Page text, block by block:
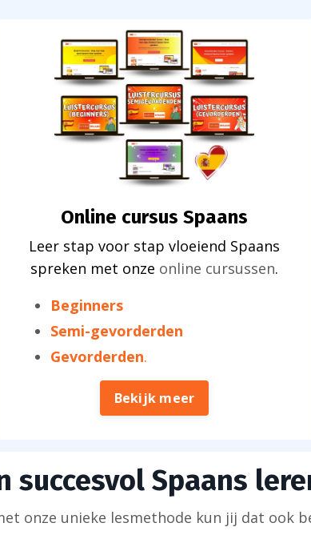
Online cursus Spaans
Leer stap voor stap vloeiend Spaans
spreken met onze online cursussen.
Beginners
Semi-gevorderden
Gevorderden.
Bekijk meer
succesvol Spaans
onze unieke lesmethode kun jij dat ook